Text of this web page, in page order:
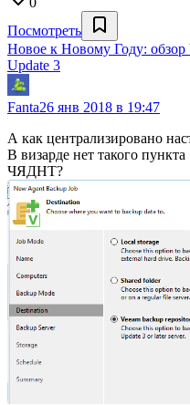
Посмотреть
Новое к Новому Году: обзор
Update 3
Fanta26 янв 2018 в 19:47
А как централизировано
В визарде нет такого пункта
ЧЯДНТ?